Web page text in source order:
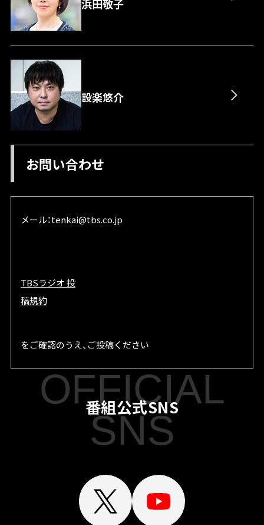
浜田敬子
設楽悠介
お問い合わせ
メール：tenkai@tbs.co.jp
TBSラジオ 投
稿規約
をご確認のうえ、ご投稿ください
番組公式SNS
OFFICIAL
SNS